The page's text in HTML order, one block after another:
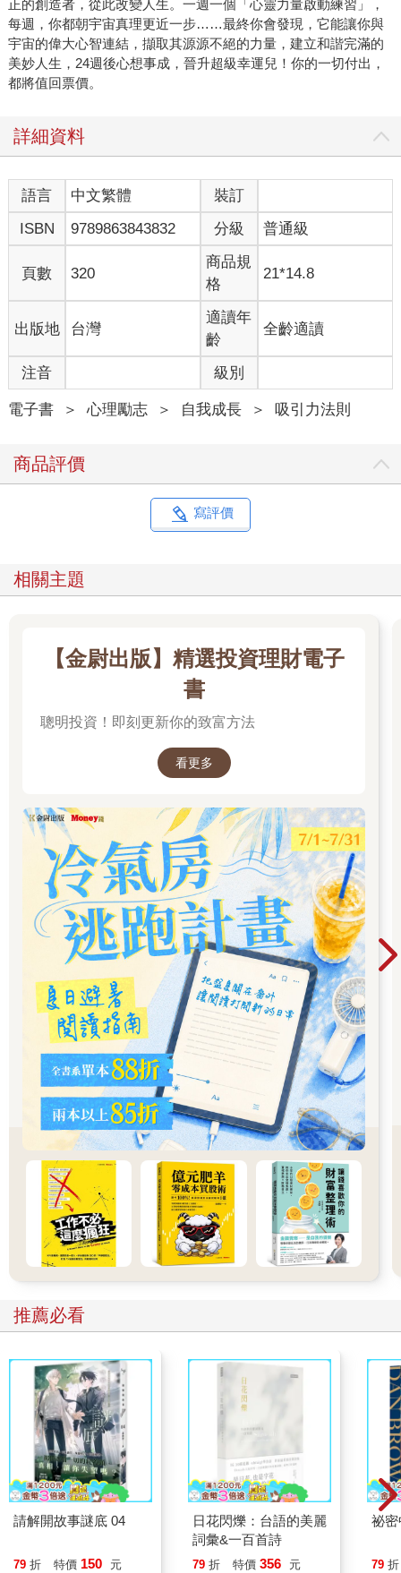
正的創造者，從此改變人生。一週一個「心靈力量啟動練習」，
每週，你都朝宇宙真理更近一步……最終你會發現，它能讓你與
宇宙的偉大心智連結，擷取其源源不絕的力量，建立和諧完滿的
美妙人生，24週後心想事成，晉升超級幸運兒！你的一切付出，
都將值回票價。
詳細資料
語言 中文繁體
裝訂
ISBN
9789863843832 分級 普通級
頁數 320
商品規
格
21*14.8
出版地 台灣
適讀年
齡
全齡適讀
注音 級別
電子書 ＞ 心理勵志 ＞ 自我成長 ＞ 吸引力法則
商品評價
寫評價
相關主題
【金尉出版】精選投資理財電子
書
聰明投資！即刻更新你的致富方法
看更多
推薦必看
請解開故事謎底 04
79 折 特價 150 元
日花閃爍：台語的美麗
詞彙&一百首詩
79 折 特價 356 元
祕
79 折